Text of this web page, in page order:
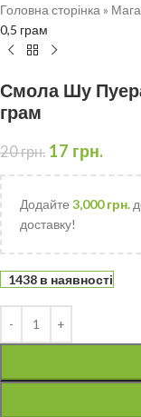
Головна сторінка »
0,5 грам
Смола Шу
грам
20грн. 17 грн.
Додайте 3,000грн.
доставку!
1438 в наявності